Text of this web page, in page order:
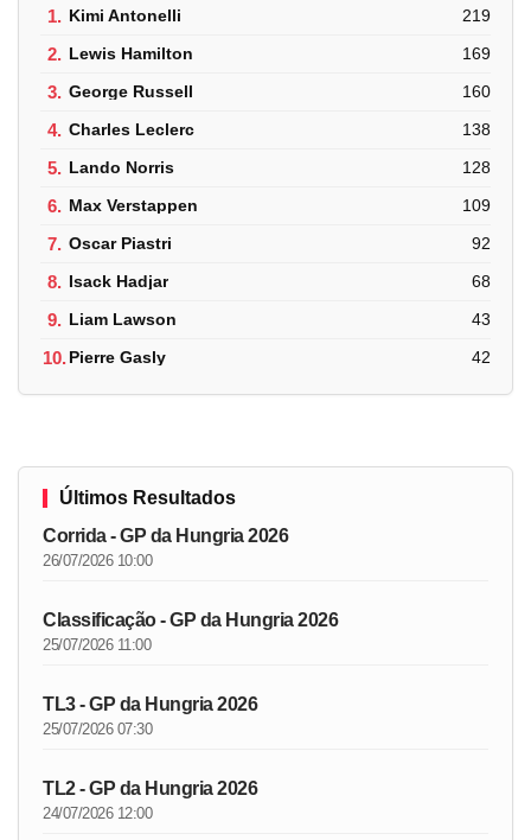
1. Kimi Antonelli 219
2. Lewis Hamilton 169
3. George Russell 160
4. Charles Leclerc 138
5. Lando Norris 128
6. Max Verstappen 109
7. Oscar Piastri 92
8. Isack Hadjar 68
9. Liam Lawson 43
10.Pierre Gasly 42
Últimos Resultados
Corrida - GP da Hungria 2026
26/07/2026 10:00
Classificação - GP da Hungria 2026
25/07/2026 11:00
TL3 - GP da Hungria 2026
25/07/2026 07:30
TL2 - GP da Hungria 2026
24/07/2026 12:00